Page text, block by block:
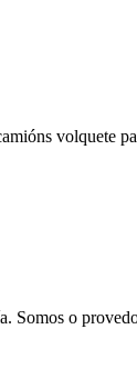
volquete
Somos o